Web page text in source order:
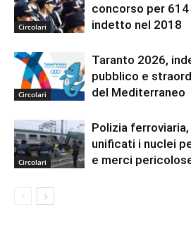
Circolari
concorso per
indetto nel 2018
Circolari
Taranto 2026,
pubblico e
del Mediterraneo
Circolari
Polizia ferroviaria,
unificati i nuclei
e merci